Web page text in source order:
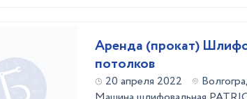
Аренда (прокат)
потолков
20 апреля 2022